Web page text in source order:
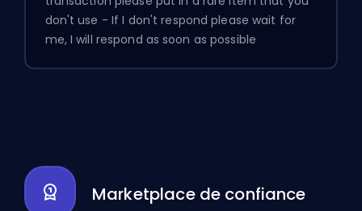
don't use - If I don't respond please wait for
me, I will respond as soon as possible
Marketplace de confiance